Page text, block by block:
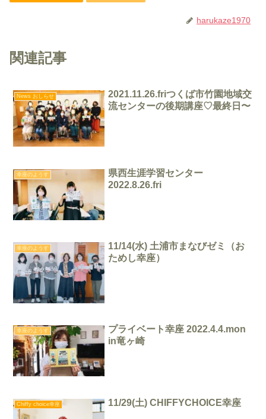
harukaze1970
関連記事
News おしらせ
2021.11.26.friつくば市竹園地域交
流センターの後期講座♡最終日〜
幸座のようす
県西生涯学習センター
2022.8.26.fri
幸座のようす
11/14(水) 土浦市まなびゼミ（お
ためし幸座）
幸座のようす
プライベート幸座 2022.4.4.mon
in竜ヶ崎
Chiffy choice幸座 11/29(土) CHIFFYCHOICE幸座